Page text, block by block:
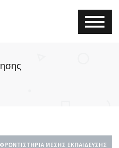
ΦΡΟΝΤΙΣΤΉΡΙΑ ΜΈΣΗΣ ΕΚΠΑΊΔΕΥΣΗΣ